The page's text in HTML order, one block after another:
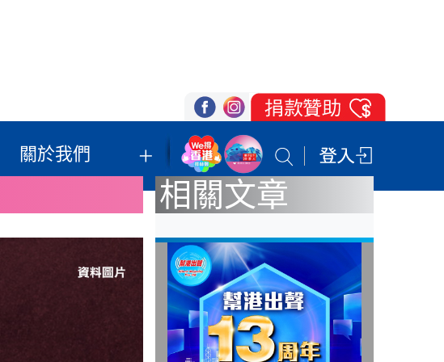
關於我們 我們的立場 登記支持 聯絡我們
相關文章